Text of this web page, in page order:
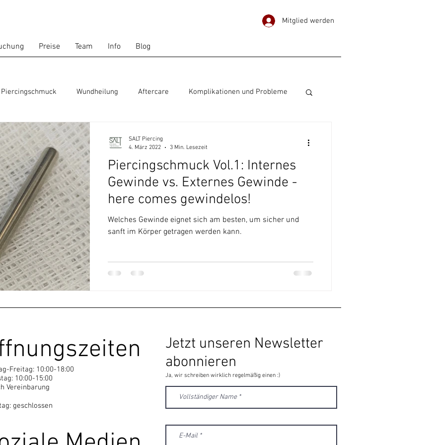
Mitglied werden
Preise Team Info Blog
Piercingschmuck Wundheilung Aftercare Komplikationen und Probleme
Außengewinde Threadless
Piercingschmuck Vol.1: Internes
Gewinde vs. Externes Gewinde -
here comes gewindelos!
Welches Gewinde eignet sich am besten, um sicher und
sanft im Körper getragen werden kann.
SALT Piercing
4. März 2022
3 Min. Lesezeit
Freitag: 10:00-18:00
10:00-15:00
Vereinbarung
geschlossen
Jetzt unseren Newsletter
abonnieren
Ja, wir schreiben wirklich regelmäßig einen :)